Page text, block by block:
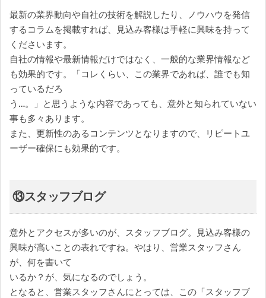
最新の業界動向や自社の技術を解説したり、ノウハウを発信
するコラムを掲載すれば、見込み客様は手軽に興味を持って
くださいます。
自社の情報や最新情報だけではなく、一般的な業界情報など
も効果的です。「コレくらい、この業界であれば、誰でも知
っているだろ
う…。」と思うような内容であっても、意外と知られていない
事も多々あります。
また、更新性のあるコンテンツとなりますので、リピートユ
ーザー確保にも効果的です。
⑬スタッフブログ
意外とアクセスが多いのが、スタッフブログ。見込み客様の
興味が高いことの表れですね。やはり、営業スタッフさん
が、何を書いて
いるか？が、気になるのでしょう。
となると、営業スタッフさんにとっては、この「スタッフブ